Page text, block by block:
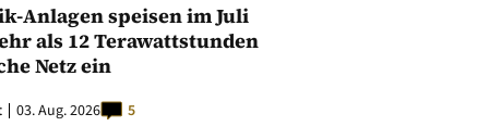
Anlagen speisen im Juli
als 12 Terawattstunden
Netz ein
03. Aug. 2026 5